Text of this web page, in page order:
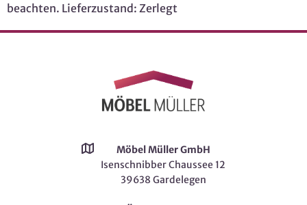
beachten. Lieferzustand: Zerlegt
Möbel Müller GmbH
Isenschnibber Chaussee 12
39638 Gardelegen